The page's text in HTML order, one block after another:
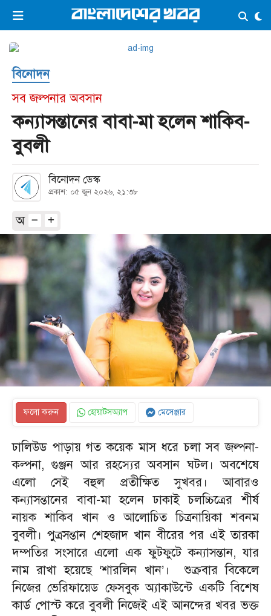
ভিডিও ই-পেপার লগইন ×
প্রচ্ছদ
সর্বশেষ
সব বিভাগ
আর্কাইভ
কনভার্টার
বিনোদন
সব জল্পনার অবসান
কন্যাসন্তানের বাবা-মা হলেন শাকিব-
বুবলী
বিনোদন ডেস্ক
প্রকাশ: ০৫ জুন ২০২৬, ২১:৩৮
অ
ফলো করুন হোয়াটসঅ্যাপ মেসেঞ্জার
ঢালিউড পাড়ায় গত কয়েক মাস ধরে চলা সব জল্পনা-
কল্পনা, গুঞ্জন আর রহস্যের অবসান ঘটল। অবশেষে
এলো সেই বহুল প্রতীক্ষিত সুখবর। আবারও
কন্যাসন্তানের বাবা-মা হলেন ঢাকাই চলচ্চিত্রের শীর্ষ
নায়ক শাকিব খান ও আলোচিত চিত্রনায়িকা শবনম
বুবলী। পুত্রসন্তান শেহজাদ খান বীরের পর এই তারকা
দম্পতির সংসারে এলো এক ফুটফুটে কন্যাসন্তান, যার
নাম রাখা হয়েছে ‘শারলিন খান’। শুক্রবার বিকেলে
নিজের ভেরিফায়েড ফেসবুক অ্যাকাউন্টে একটি বিশেষ
কার্ড পোস্ট করে বুবলী নিজেই এই আনন্দের খবর ভক্ত